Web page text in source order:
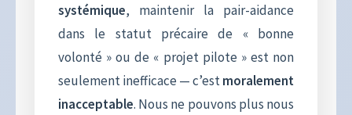
systémique, maintenir la pair-aidance
dans le statut précaire de « bonne
volonté » ou de « projet pilote » est non
seulement inefficace — c’estmoralement
inacceptable. Nous ne pouvons plus nous